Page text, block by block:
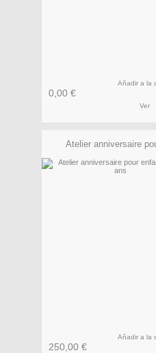
0,00 €
Añadir a la
Ver
Atelier anniversaire
250,00 €
Añadir a la